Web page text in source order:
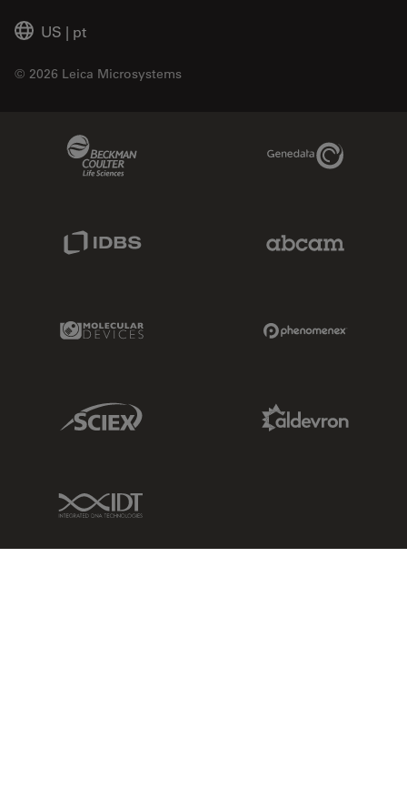
US | pt
© 2026 Leica Microsystems
Genedata Link
Molecular Devices Link
Sciex Link
IDT Link